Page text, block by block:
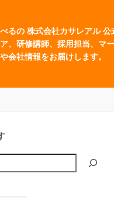
るの 株式会社カサレアル 公
、研修講師、採用担当、マ
会社情報をお届けします。